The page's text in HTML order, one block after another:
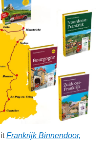
Frankrijk Binnendoor,